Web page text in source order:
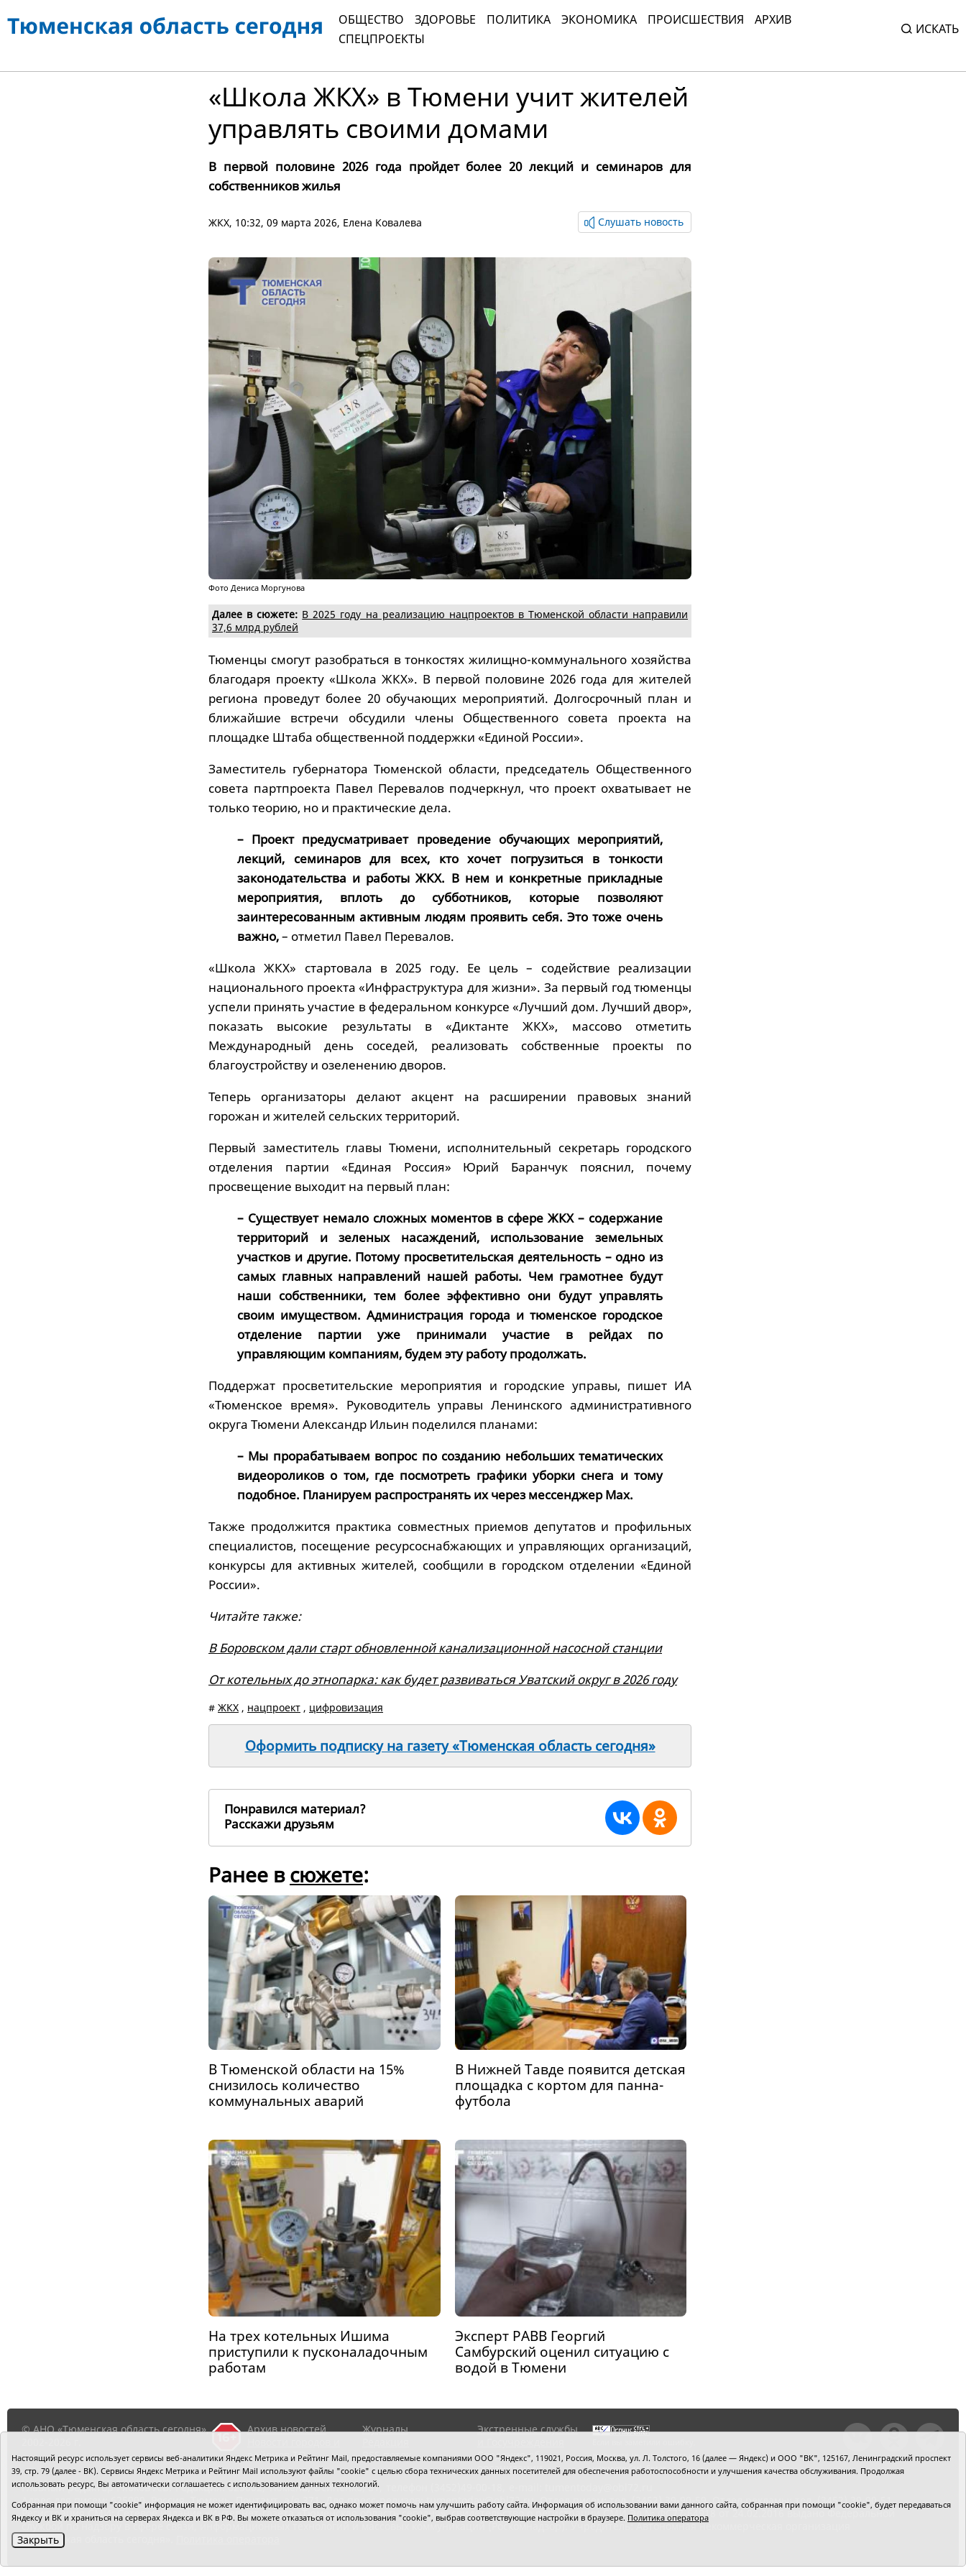
ОБЩЕСТВО ЗДОРОВЬЕ ПОЛИТИКА ЭКОНОМИКА ПРОИСШЕСТВИЯ
АРХИВ
СПЕЦПРОЕКТЫ
ИСКАТЬ
«Школа ЖКХ» в Тюмени учит жителей
управлять своими домами
В первой половине 2026 года пройдет более 20 лекций и семинаров для
собственников жилья
ЖКХ, 10:32, 09 марта 2026, Елена Ковалева Слушать новость
Фото Дениса Моргунова
Далее в сюжете: В 2025 году на реализацию нацпроектов в Тюменской области направили
37,6 млрд рублей
Тюменцы смогут разобраться в тонкостях жилищно-коммунального хозяйства
благодаря проекту «Школа ЖКХ». В первой половине 2026 года для жителей
региона проведут более 20 обучающих мероприятий. Долгосрочный план и
ближайшие встречи обсудили члены Общественного совета проекта на
площадке Штаба общественной поддержки «Единой России».
Заместитель губернатора Тюменской области, председатель Общественного
совета партпроекта Павел Перевалов подчеркнул, что проект охватывает не
только теорию, но и практические дела.
– Проект предусматривает проведение обучающих мероприятий,
лекций, семинаров для всех, кто хочет погрузиться в тонкости
законодательства и работы ЖКХ. В нем и конкретные прикладные
мероприятия, вплоть до субботников, которые позволяют
заинтересованным активным людям проявить себя. Это тоже очень
важно,– отметил Павел Перевалов.
«Школа ЖКХ» стартовала в 2025 году. Ее цель – содействие реализации
национального проекта «Инфраструктура для жизни». За первый год тюменцы
успели принять участие в федеральном конкурсе «Лучший дом. Лучший двор»,
показать высокие результаты в «Диктанте ЖКХ», массово отметить
Международный день соседей, реализовать собственные проекты по
благоустройству и озеленению дворов.
Теперь организаторы делают акцент на расширении правовых знаний
горожан и жителей сельских территорий.
Первый заместитель главы Тюмени, исполнительный секретарь городского
отделения партии «Единая Россия» Юрий Баранчук пояснил, почему
просвещение выходит на первый план:
– Существует немало сложных моментов в сфере ЖКХ – содержание
территорий и зеленых насаждений, использование земельных
участков и другие. Потому просветительская деятельность – одно из
самых главных направлений нашей работы. Чем грамотнее будут
наши собственники, тем более эффективно они будут управлять
своим имуществом. Администрация города и тюменское городское
отделение партии уже принимали участие в рейдах по
управляющим компаниям, будем эту работу продолжать.
Поддержат просветительские мероприятия и городские управы, пишет ИА
«Тюменское время». Руководитель управы Ленинского административного
округа Тюмени Александр Ильин поделился планами:
– Мы прорабатываем вопрос по созданию небольших тематических
видеороликов о том, где посмотреть графики уборки снега и тому
подобное. Планируем распространять их через мессенджер Max.
Также продолжится практика совместных приемов депутатов и профильных
специалистов, посещение ресурсоснабжающих и управляющих организаций,
конкурсы для активных жителей, сообщили в городском отделении «Единой
России».
Читайте также:
В Боровском дали старт обновленной канализационной насосной станции
От котельных до этнопарка: как будет развиваться Уватский округ в 2026 году
# ЖКХ , нацпроект , цифровизация
Оформить подписку на газету «Тюменская область сегодня»
Понравился материал?
Расскажи друзьям
Ранее всюжете:
В Тюменской области на 15%
снизилось количество
коммунальных аварий
В Нижней Тавде появится детская
площадка с кортом для панна-
футбола
На трех котельных Ишима
приступили к пусконаладочным
работам
Эксперт РАВВ Георгий
Самбурский оценил ситуацию с
водой в Тюмени
© АНО «Тюменская область сегодня»,
Архив новостей
районов ТО
Журналы
RSS поток
Экстренные службы
Сведения об
организации
выделите мышкой текст и
нажмитеCtrl+Enter
Главный редактор Рябков А.В. Редакция: 625002, Тюмень, Осипенко, 81,
Адрес для писем: 625000, Россия, Тюмень, Почтамт, а/я 371. Для пресс-релизов: tumentoday@obl72.ru. Отдел писем: тел. (3452) 39-90-59. Отдел рекламы: тел. (3452) 39-90-51.
Регистрация СМИ: Сетевое издание «Интернет-газета «Тюменская область сегодня», свидетельство о регистрации СМИ Эл № ФС77-64918 от 24.02.2016 выдано Федеральной
службой по надзору в сфере связи, информационных технологий и массовых коммуникаций (Роскомнадзор). Учредитель: Автономная некоммерческая организация
«Тюменская область сегодня».
Настоящий ресурс использует сервисы веб-аналитики Яндекс Метрика и Рейтинг Mail, предоставляемые компаниями ООО "Яндекс", 119021, Россия, Москва, ул. Л. Толстого, 16 (далее — Яндекс) и ООО "ВК", 125167, Ленинградский проспект
39, стр. 79 (далее - ВК). Сервисы Яндекс Метрика и Рейтинг Mail используют файлы "cookie" с целью сбора технических данных посетителей для обеспечения работоспособности и улучшения качества обслуживания. Продолжая
использовать ресурс, Вы автоматически соглашаетесь с использованием данных технологий.
Собранная при помощи "cookie" информация не может идентифицировать вас, однако может помочь нам улучшить работу сайта. Информация об использовании вами данного сайта, собранная при помощи "cookie", будет передаваться
Яндексу и ВК и храниться на серверах Яндекса и ВК в РФ. Вы можете отказаться от использования "cookie", выбрав соответствующие настройки в браузере. Политика оператора
Закрыть